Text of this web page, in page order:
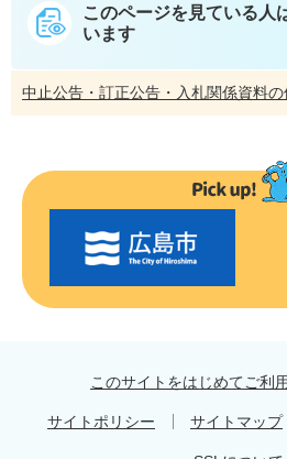
このページを見ている人
います
中止公告・訂正公告・入札関係資料
このサイトをはじめてご利
サイトポリシー サイトマップ